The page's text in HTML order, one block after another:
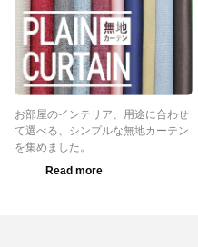
お部屋のインテリア、用途に合わせ
て選べる、シンプルな無地カーテン
を集めました。